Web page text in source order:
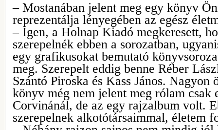
– Mostanában jelent meg egy könyv
reprezentálja lényegében az egész
– Igen, a Holnap Kiadó megkeresett,
szerepelnék ebben a sorozatban,
egy grafikusokat bemutató
meg. Szerepelt eddig benne Réber
Szántó Piroska és Kass János.
könyv még nem jelent meg rólam csak
Corvinánál, de az egy rajzalbum volt.
szerepelnek alkotótársaimmal, életem